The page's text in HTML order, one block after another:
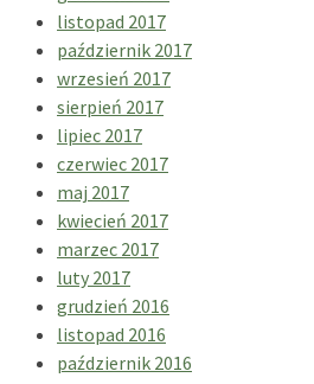
listopad 2017
październik 2017
wrzesień 2017
sierpień 2017
lipiec 2017
czerwiec 2017
maj 2017
kwiecień 2017
marzec 2017
luty 2017
grudzień 2016
listopad 2016
październik 2016